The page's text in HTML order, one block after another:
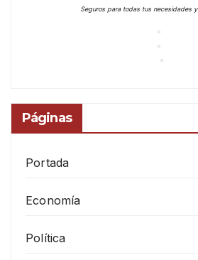
Seguros para todas tus necesidades
Páginas
Portada
Economía
Política